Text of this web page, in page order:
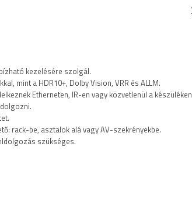
kezelésére szolgál.
mint a HDR10+, Dolby Vision, VRR és ALLM.
Etherneten, IR-en vagy közvetlenül a készüléken
rack-be, asztalok alá vagy AV-szekrényekbe.
szükséges.